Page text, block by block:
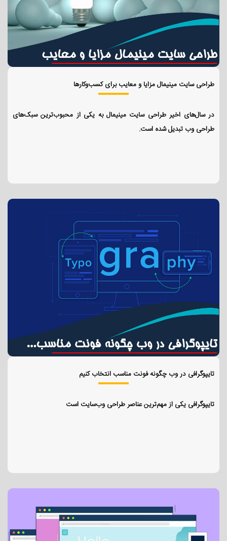
طراحی سایت مینیمال مزایا و معایب برای کسب‌وکارها
در سال‌های اخیر طراحی سایت مینیمال به یکی از محبوب‌ترین سبک‌های
طراحی وب تبدیل شده است.
تایپوگرافی در وب چگونه فونت مناسب انتخاب کنیم
تایپوگرافی یکی از مهم‌ترین عناصر طراحی وب‌سایت است